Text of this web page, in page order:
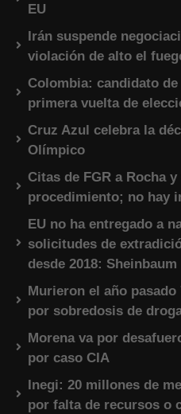
EU
Irán suspende
violación de alto el
Colombia: candidato
primera vuelta de
Cruz Azul celebra la
Olímpico
Citas de FGR a Rocha
procedimiento; no hay
EU no ha entregado a
solicitudes de
desde 2018: Sheinbaum
Murieron el año
por sobredosis de
Morena va por
por caso CIA
Inegi: 20 millones de
por falta de recursos o